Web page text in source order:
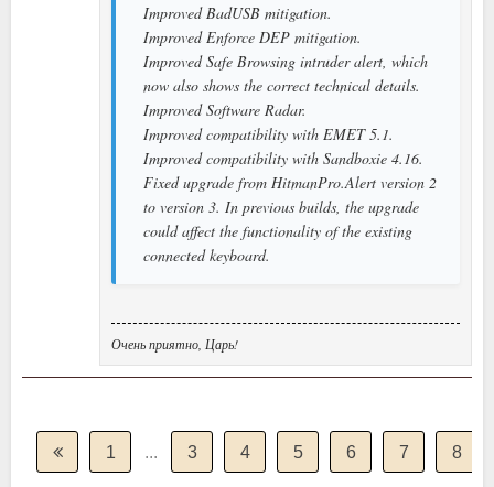
Improved BadUSB mitigation.
Improved Enforce DEP mitigation.
Improved Safe Browsing intruder alert, which
now also shows the correct technical details.
Improved Software Radar.
Improved compatibility with EMET 5.1.
Improved compatibility with Sandboxie 4.16.
Fixed upgrade from HitmanPro.Alert version 2
to version 3. In previous builds, the upgrade
could affect the functionality of the existing
connected keyboard.
Очень приятно, Царь!
1 ... 3 4 5 6 7 8